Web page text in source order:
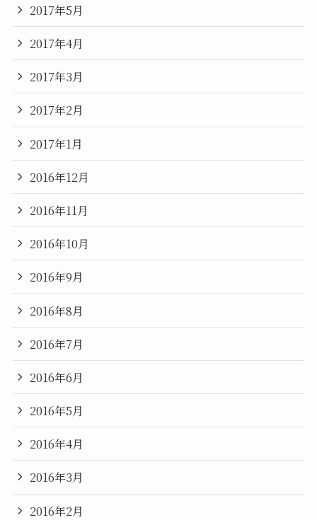
2017年5月
2017年4月
2017年3月
2017年2月
2017年1月
2016年12月
2016年11月
2016年10月
2016年9月
2016年8月
2016年7月
2016年6月
2016年5月
2016年4月
2016年3月
2016年2月